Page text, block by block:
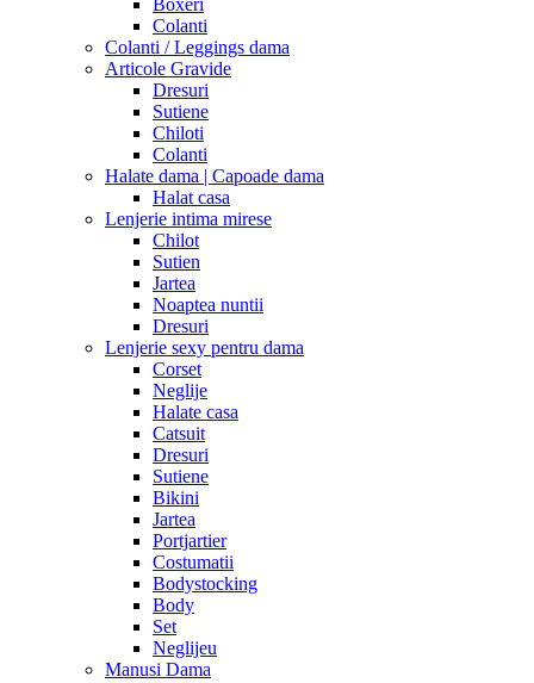
Boxeri
Colanti
Colanti / Leggings dama
Articole Gravide
Dresuri
Sutiene
Chiloti
Colanti
Halate dama | Capoade dama
Halat casa
Lenjerie intima mirese
Chilot
Sutien
Jartea
Noaptea nuntii
Dresuri
Lenjerie sexy pentru dama
Corset
Neglije
Halate casa
Catsuit
Dresuri
Sutiene
Bikini
Jartea
Portjartier
Costumatii
Bodystocking
Body
Set
Neglijeu
Manusi Dama